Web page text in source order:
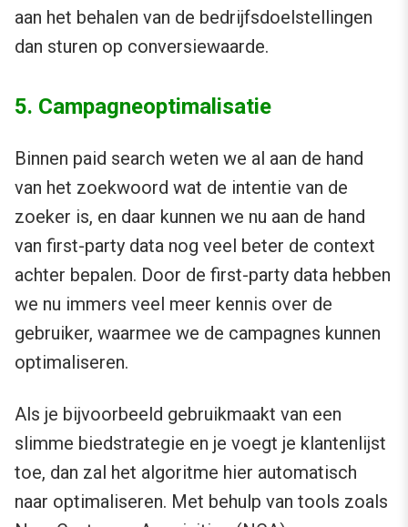
aan het behalen van de bedrijfsdoelstellingen
dan sturen op conversiewaarde.
5. Campagneoptimalisatie
Binnen paid search weten we al aan de hand
van het zoekwoord wat de intentie van de
zoeker is, en daar kunnen we nu aan de hand
van first-party data nog veel beter de context
achter bepalen. Door de first-party data hebben
we nu immers veel meer kennis over de
gebruiker, waarmee we de campagnes kunnen
optimaliseren.
Als je bijvoorbeeld gebruikmaakt van een
slimme biedstrategie en je voegt je klantenlijst
toe, dan zal het algoritme hier automatisch
naar optimaliseren. Met behulp van tools zoals